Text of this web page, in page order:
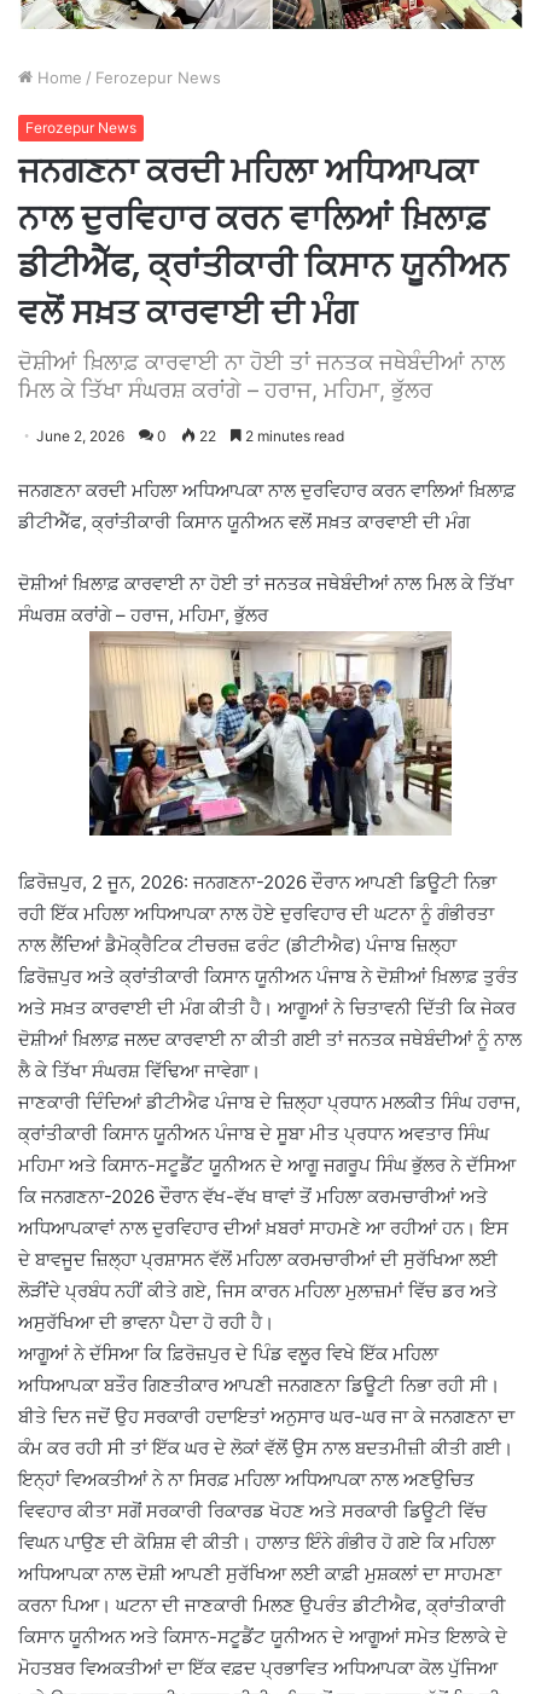
Home / Ferozepur News
Ferozepur News
ਜਨਗਣਨਾ ਕਰਦੀ ਮਹਿਲਾ ਅਧਿਆਪਕਾ
ਨਾਲ ਦੁਰਵਿਹਾਰ ਕਰਨ ਵਾਲਿਆਂ ਖ਼ਿਲਾਫ਼
ਡੀਟੀਐੱਫ, ਕ੍ਰਾਂਤੀਕਾਰੀ ਕਿਸਾਨ ਯੂਨੀਅਨ
ਵਲੋਂ ਸਖ਼ਤ ਕਾਰਵਾਈ ਦੀ ਮੰਗ
ਦੋਸ਼ੀਆਂ ਖ਼ਿਲਾਫ਼ ਕਾਰਵਾਈ ਨਾ ਹੋਈ ਤਾਂ ਜਨਤਕ ਜਥੇਬੰਦੀਆਂ ਨਾਲ
ਮਿਲ ਕੇ ਤਿੱਖਾ ਸੰਘਰਸ਼ ਕਰਾਂਗੇ – ਹਰਾਜ, ਮਹਿਮਾ, ਭੁੱਲਰ
June 2, 2026 0 22 2 minutes read
ਜਨਗਣਨਾ ਕਰਦੀ ਮਹਿਲਾ ਅਧਿਆਪਕਾ ਨਾਲ ਦੁਰਵਿਹਾਰ ਕਰਨ ਵਾਲਿਆਂ ਖ਼ਿਲਾਫ਼
ਡੀਟੀਐੱਫ, ਕ੍ਰਾਂਤੀਕਾਰੀ ਕਿਸਾਨ ਯੂਨੀਅਨ ਵਲੋਂ ਸਖ਼ਤ ਕਾਰਵਾਈ ਦੀ ਮੰਗ
ਦੋਸ਼ੀਆਂ ਖ਼ਿਲਾਫ਼ ਕਾਰਵਾਈ ਨਾ ਹੋਈ ਤਾਂ ਜਨਤਕ ਜਥੇਬੰਦੀਆਂ ਨਾਲ ਮਿਲ ਕੇ ਤਿੱਖਾ
ਸੰਘਰਸ਼ ਕਰਾਂਗੇ – ਹਰਾਜ, ਮਹਿਮਾ, ਭੁੱਲਰ
ਫ਼ਿਰੋਜ਼ਪੁਰ, 2 ਜੂਨ, 2026: ਜਨਗਣਨਾ-2026 ਦੌਰਾਨ ਆਪਣੀ ਡਿਊਟੀ ਨਿਭਾ
ਰਹੀ ਇੱਕ ਮਹਿਲਾ ਅਧਿਆਪਕਾ ਨਾਲ ਹੋਏ ਦੁਰਵਿਹਾਰ ਦੀ ਘਟਨਾ ਨੂੰ ਗੰਭੀਰਤਾ
ਨਾਲ ਲੈਂਦਿਆਂ ਡੈਮੋਕ੍ਰੈਟਿਕ ਟੀਚਰਜ਼ ਫਰੰਟ (ਡੀਟੀਐਫ) ਪੰਜਾਬ ਜ਼ਿਲ੍ਹਾ
ਫ਼ਿਰੋਜ਼ਪੁਰ ਅਤੇ ਕ੍ਰਾਂਤੀਕਾਰੀ ਕਿਸਾਨ ਯੂਨੀਅਨ ਪੰਜਾਬ ਨੇ ਦੋਸ਼ੀਆਂ ਖ਼ਿਲਾਫ਼ ਤੁਰੰਤ
ਅਤੇ ਸਖ਼ਤ ਕਾਰਵਾਈ ਦੀ ਮੰਗ ਕੀਤੀ ਹੈ। ਆਗੂਆਂ ਨੇ ਚਿਤਾਵਨੀ ਦਿੱਤੀ ਕਿ ਜੇਕਰ
ਦੋਸ਼ੀਆਂ ਖ਼ਿਲਾਫ਼ ਜਲਦ ਕਾਰਵਾਈ ਨਾ ਕੀਤੀ ਗਈ ਤਾਂ ਜਨਤਕ ਜਥੇਬੰਦੀਆਂ ਨੂੰ ਨਾਲ
ਲੈ ਕੇ ਤਿੱਖਾ ਸੰਘਰਸ਼ ਵਿੱਢਿਆ ਜਾਵੇਗਾ।
ਜਾਣਕਾਰੀ ਦਿੰਦਿਆਂ ਡੀਟੀਐਫ ਪੰਜਾਬ ਦੇ ਜ਼ਿਲ੍ਹਾ ਪ੍ਰਧਾਨ ਮਲਕੀਤ ਸਿੰਘ ਹਰਾਜ,
ਕ੍ਰਾਂਤੀਕਾਰੀ ਕਿਸਾਨ ਯੂਨੀਅਨ ਪੰਜਾਬ ਦੇ ਸੂਬਾ ਮੀਤ ਪ੍ਰਧਾਨ ਅਵਤਾਰ ਸਿੰਘ
ਮਹਿਮਾ ਅਤੇ ਕਿਸਾਨ-ਸਟੂਡੈਂਟ ਯੂਨੀਅਨ ਦੇ ਆਗੂ ਜਗਰੂਪ ਸਿੰਘ ਭੁੱਲਰ ਨੇ ਦੱਸਿਆ
ਕਿ ਜਨਗਣਨਾ-2026 ਦੌਰਾਨ ਵੱਖ-ਵੱਖ ਥਾਵਾਂ ਤੋਂ ਮਹਿਲਾ ਕਰਮਚਾਰੀਆਂ ਅਤੇ
ਅਧਿਆਪਕਾਵਾਂ ਨਾਲ ਦੁਰਵਿਹਾਰ ਦੀਆਂ ਖ਼ਬਰਾਂ ਸਾਹਮਣੇ ਆ ਰਹੀਆਂ ਹਨ। ਇਸ
ਦੇ ਬਾਵਜੂਦ ਜ਼ਿਲ੍ਹਾ ਪ੍ਰਸ਼ਾਸਨ ਵੱਲੋਂ ਮਹਿਲਾ ਕਰਮਚਾਰੀਆਂ ਦੀ ਸੁਰੱਖਿਆ ਲਈ
ਲੋੜੀਂਦੇ ਪ੍ਰਬੰਧ ਨਹੀਂ ਕੀਤੇ ਗਏ, ਜਿਸ ਕਾਰਨ ਮਹਿਲਾ ਮੁਲਾਜ਼ਮਾਂ ਵਿੱਚ ਡਰ ਅਤੇ
ਅਸੁਰੱਖਿਆ ਦੀ ਭਾਵਨਾ ਪੈਦਾ ਹੋ ਰਹੀ ਹੈ।
ਆਗੂਆਂ ਨੇ ਦੱਸਿਆ ਕਿ ਫ਼ਿਰੋਜ਼ਪੁਰ ਦੇ ਪਿੰਡ ਵਲੂਰ ਵਿਖੇ ਇੱਕ ਮਹਿਲਾ
ਅਧਿਆਪਕਾ ਬਤੌਰ ਗਿਣਤੀਕਾਰ ਆਪਣੀ ਜਨਗਣਨਾ ਡਿਊਟੀ ਨਿਭਾ ਰਹੀ ਸੀ।
ਬੀਤੇ ਦਿਨ ਜਦੋਂ ਉਹ ਸਰਕਾਰੀ ਹਦਾਇਤਾਂ ਅਨੁਸਾਰ ਘਰ-ਘਰ ਜਾ ਕੇ ਜਨਗਣਨਾ ਦਾ
ਕੰਮ ਕਰ ਰਹੀ ਸੀ ਤਾਂ ਇੱਕ ਘਰ ਦੇ ਲੋਕਾਂ ਵੱਲੋਂ ਉਸ ਨਾਲ ਬਦਤਮੀਜ਼ੀ ਕੀਤੀ ਗਈ।
ਇਨ੍ਹਾਂ ਵਿਅਕਤੀਆਂ ਨੇ ਨਾ ਸਿਰਫ਼ ਮਹਿਲਾ ਅਧਿਆਪਕਾ ਨਾਲ ਅਣਉਚਿਤ
ਵਿਵਹਾਰ ਕੀਤਾ ਸਗੋਂ ਸਰਕਾਰੀ ਰਿਕਾਰਡ ਖੋਹਣ ਅਤੇ ਸਰਕਾਰੀ ਡਿਊਟੀ ਵਿੱਚ
ਵਿਘਨ ਪਾਉਣ ਦੀ ਕੋਸ਼ਿਸ਼ ਵੀ ਕੀਤੀ। ਹਾਲਾਤ ਇੰਨੇ ਗੰਭੀਰ ਹੋ ਗਏ ਕਿ ਮਹਿਲਾ
ਅਧਿਆਪਕਾ ਨਾਲ ਦੋਸ਼ੀ ਆਪਣੀ ਸੁਰੱਖਿਆ ਲਈ ਕਾਫ਼ੀ ਮੁਸ਼ਕਲਾਂ ਦਾ ਸਾਹਮਣਾ
ਕਰਨਾ ਪਿਆ। ਘਟਨਾ ਦੀ ਜਾਣਕਾਰੀ ਮਿਲਣ ਉਪਰੰਤ ਡੀਟੀਐਫ, ਕ੍ਰਾਂਤੀਕਾਰੀ
ਕਿਸਾਨ ਯੂਨੀਅਨ ਅਤੇ ਕਿਸਾਨ-ਸਟੂਡੈਂਟ ਯੂਨੀਅਨ ਦੇ ਆਗੂਆਂ ਸਮੇਤ ਇਲਾਕੇ ਦੇ
ਮੋਹਤਬਰ ਵਿਅਕਤੀਆਂ ਦਾ ਇੱਕ ਵਫ਼ਦ ਪ੍ਰਭਾਵਿਤ ਅਧਿਆਪਕਾ ਕੋਲ ਪੁੱਜਿਆ